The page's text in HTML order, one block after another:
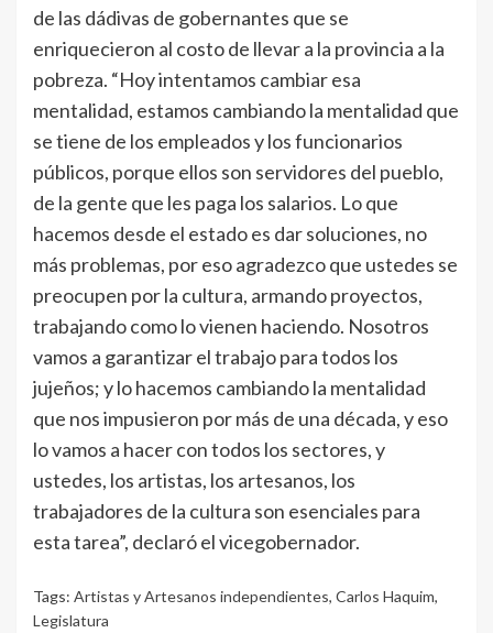
de las dádivas de gobernantes que se
enriquecieron al costo de llevar a la provincia a la
pobreza. “Hoy intentamos cambiar esa
mentalidad, estamos cambiando la mentalidad que
se tiene de los empleados y los funcionarios
públicos, porque ellos son servidores del pueblo,
de la gente que les paga los salarios. Lo que
hacemos desde el estado es dar soluciones, no
más problemas, por eso agradezco que ustedes se
preocupen por la cultura, armando proyectos,
trabajando como lo vienen haciendo. Nosotros
vamos a garantizar el trabajo para todos los
jujeños; y lo hacemos cambiando la mentalidad
que nos impusieron por más de una década, y eso
lo vamos a hacer con todos los sectores, y
ustedes, los artistas, los artesanos, los
trabajadores de la cultura son esenciales para
esta tarea”, declaró el vicegobernador.
Tags: Artistas y Artesanos independientes, Carlos Haquim,
Legislatura